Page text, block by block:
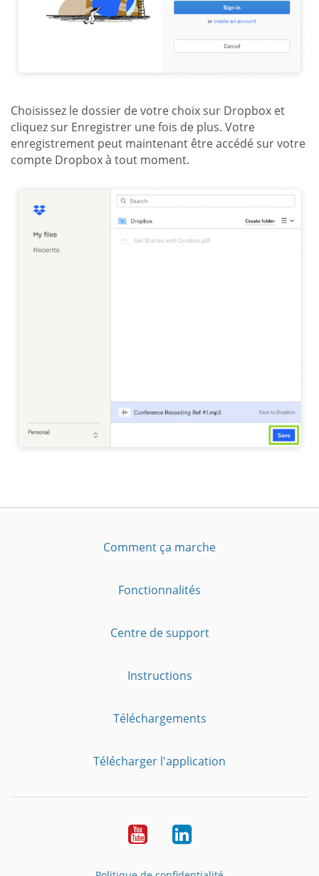
Choisissez le dossier de votre choix sur Dropbox et
cliquez sur Enregistrer une fois de plus. Votre
enregistrement peut maintenant être accédé sur votre
compte Dropbox à tout moment.
Comment ça marche
Fonctionnalités
Centre de support
Instructions
Téléchargements
Télécharger l'application
YouTubeLinkedIn